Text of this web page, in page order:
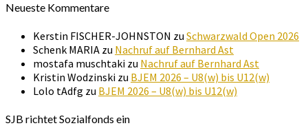
Neueste Kommentare
Kerstin FISCHER-JOHNSTON zu Schwarzwald Open 2026
Schenk MARIA zu Nachruf auf Bernhard Ast
mostafa muschtaki zu Nachruf auf Bernhard Ast
Kristin Wodzinski zu BJEM 2026 – U8(w) bis U12(w)
Lolo tAdfg zu BJEM 2026 – U8(w) bis U12(w)
SJB richtet Sozialfonds ein